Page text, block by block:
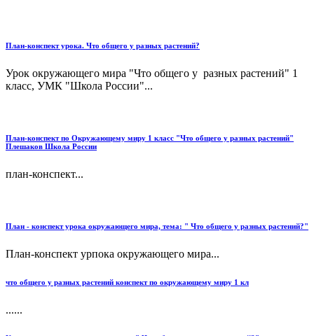
План-конспект урока. Что общего у разных растений?
Урок окружающего мира "Что общего у разных растений" 1
класс, УМК "Школа России"...
План-конспект по Окружающему миру 1 класс "Что общего у разных растений"
Плешаков Школа России
план-конспект...
План - конспект урока окружающего мира, тема: " Что общего у разных растений?"
План-конспект урпока окружающего мира...
что общего у разных растений конспект по окружающему миру 1 кл
......